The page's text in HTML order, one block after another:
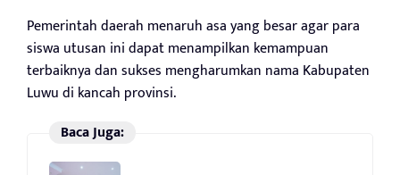
Pemerintah daerah menaruh asa yang besar agar para
siswa utusan ini dapat menampilkan kemampuan
terbaiknya dan sukses mengharumkan nama Kabupaten
Luwu di kancah provinsi.
Baca Juga: